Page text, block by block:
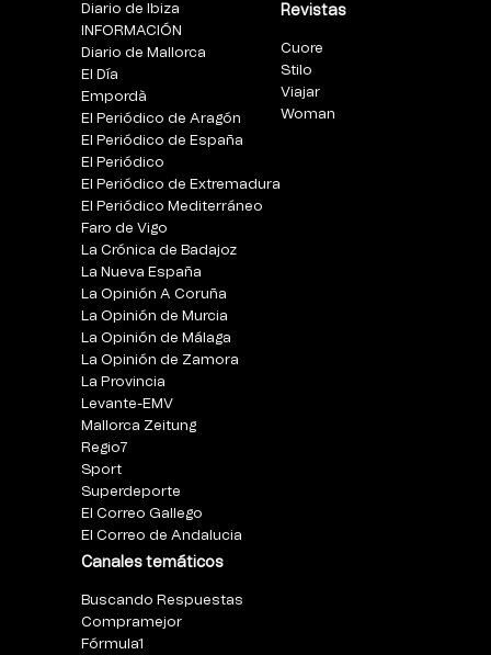
Diario de Ibiza
INFORMACIÓN
Diario de Mallorca
El Día
Empordà
El Periódico de Aragón
El Periódico de España
El Periódico
El Periódico de Extremadura
El Periódico Mediterráneo
Faro de Vigo
La Crónica de Badajoz
La Nueva España
La Opinión A Coruña
La Opinión de Murcia
La Opinión de Málaga
La Opinión de Zamora
La Provincia
Levante-EMV
Mallorca Zeitung
Regio7
Sport
Superdeporte
El Correo Gallego
El Correo de Andalucia
Canales temáticos
Buscando Respuestas
Compramejor
Fórmula1
Revistas
Cuore
Stilo
Viajar
Woman